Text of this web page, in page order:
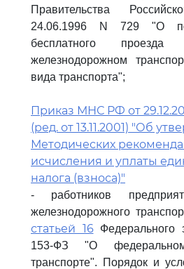
Правительства
24.06.1996 N 729 "О
бесплатного
железнодорожном
вида транспорта";
Приказ МНС РФ от
(ред. от 13.11.2001) "Об
Методических
исчисления и уплаты
налога (взноса)"
- работников
железнодорожного
статьей 16Федерального
153-ФЗ "О
транспорте". Порядок и